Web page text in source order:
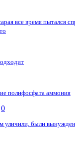
все время пытался
полифосфата аммония
0
уличили, были